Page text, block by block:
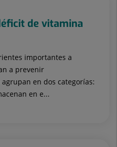
de vitamina
importantes a
a prevenir
en dos categorías:
en e...